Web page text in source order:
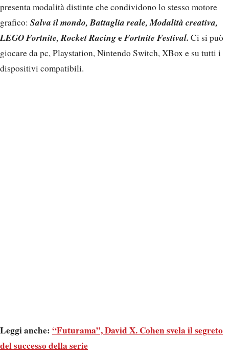
presenta modalità distinte che condividono lo stesso motore
grafico: Salva il mondo, Battaglia reale, Modalità creativa,
LEGO Fortnite, Rocket RacingeFortnite Festival. Ci si può
giocare da pc, Playstation, Nintendo Switch, XBox e su tutti i
dispositivi compatibili.
Leggi anche: “Futurama”, David X. Cohen svela il segreto
del successo della serie